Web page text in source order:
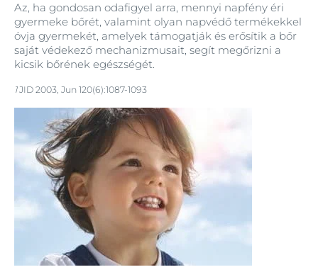
Az, ha gondosan odafigyel arra, mennyi napfény éri
gyermeke bőrét, valamint olyan napvédő termékekkel
óvja gyermekét, amelyek támogatják és erősítik a bőr
saját védekező mechanizmusait, segít megőrizni a
kicsik bőrének egészségét.
1JID 2003, Jun 120(6):1087-1093